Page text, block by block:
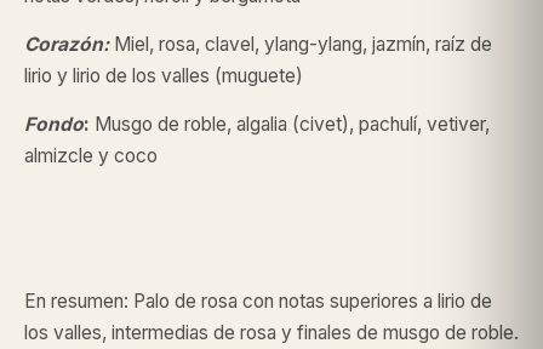
Corazón:Miel, rosa, clavel, ylang-ylang, jazmín, raíz de
lirio y lirio de los valles (muguete)
Fondo: Musgo de roble, algalia (civet), pachulí, vetiver,
almizcle y coco
En resumen: Palo de rosa con notas superiores a lirio de
los valles, intermedias de rosa y finales de musgo de roble.